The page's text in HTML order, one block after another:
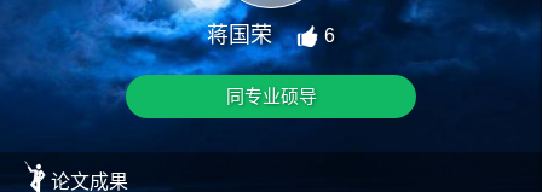
蒋国荣 6
同专业硕导
论文成果